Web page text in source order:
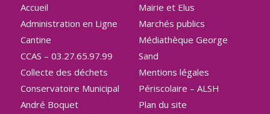
Accueil
Administration en Ligne
Cantine
CCAS – 03.27.65.97.99
Collecte des déchets
Conservatoire Municipal
André Boquet
Mairie et Elus
Marchés publics
Médiathèque George
Sand
Mentions légales
Périscolaire – ALSH
Plan du site